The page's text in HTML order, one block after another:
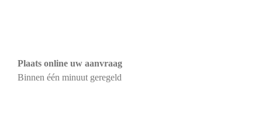
Plaats online uw aanvraag
Binnen één minuut geregeld